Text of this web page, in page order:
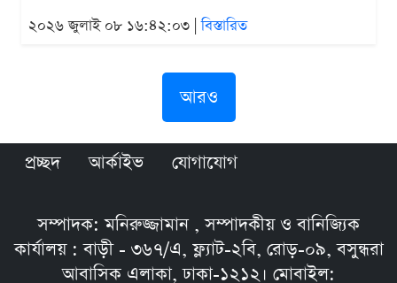
২০২৬ জুলাই ০৮ ১৬:৪২:০৩ |বিস্তারিত
আরও
প্রচ্ছদ আর্কাইভ যোগাযোগ
সম্পাদক: মনিরুজ্জামান , সম্পাদকীয় ও বানিজ্যিক
কার্যালয় : বাড়ী - ৩৬৭/এ, ফ্ল্যাট-২বি, রোড়-০৯, বসুন্ধরা
আবাসিক এলাকা, ঢাকা-১২১২। মোবাইল: